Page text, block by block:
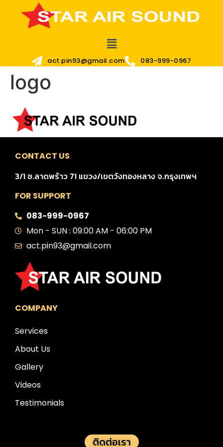
act.pin93@gmail.com 083-999-0967
logo
CONTACT US
3/1 ซ.ลาดพร้าว 71 แขวง/เขตวังทองหลาง จ.กรุงเทพฯ
FOR SUPPORT
083-999-0967
Mon - SUN : 09:00 AM - 06:00 PM
act.pin93@gmail.com
COMPANY
Services
About Us
Gallery
Videos
Testimonials
ติดต่อเรา